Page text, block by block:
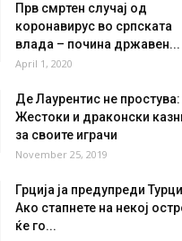
Прв смртен случај од
коронавирус во српската
влада – почина државeн...
April 1, 2020
Де Лаурентис не простува:
Жестоки и драконски
за своите играчи
November 25, 2019
Грција ја предупреди
Ако стапнете на некој
ќе го...